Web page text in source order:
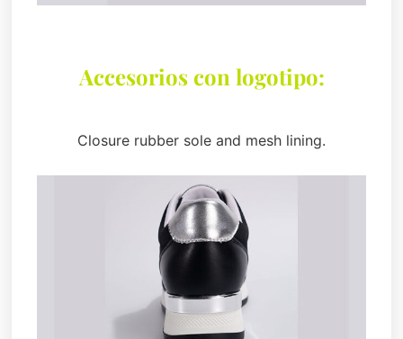
Accesorios con logotipo:
Closure rubber sole and mesh lining.